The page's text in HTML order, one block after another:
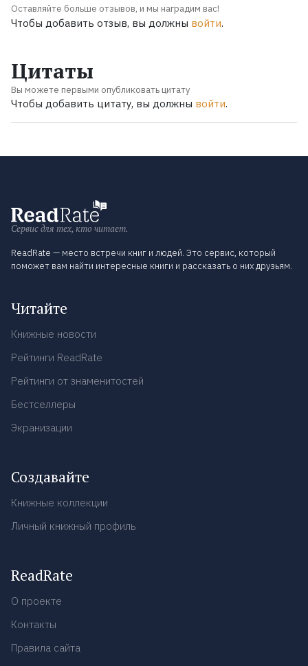
Оставляйте больше отзывов, и мы наградим вас!
Чтобы добавить отзыв, вы должны войти.
Цитаты
Вы можете первыми опубликовать цитату
Чтобы добавить цитату, вы должны войти.
Сервис для тех, кто читает.
ReadRate — место встречи книг и людей. Это сервис, который
поможет вам найти интересные книги и рассказать о них друзьям.
Читайте
Книжные новости
Рейтинги ReadRate
Рейтинги от знаменитостей
Бестселлеры
Экранизации
Создавайте
Книжные коллекции
Личный книжный профиль
ReadRate
О проекте
Контакты
Правила сайта